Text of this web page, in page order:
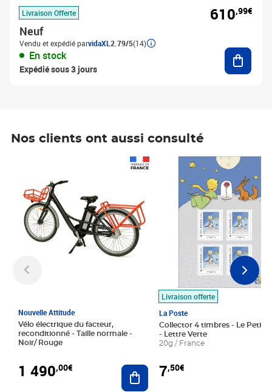
Livraison Offerte
Neuf
Vendu et expédié parvidaXL 2.79/5(14)
En stock
Expédié sous 3 jours
610,99€
Nos clients ont aussi consulté
Nouvelle Attitude
Vélo électrique du facteur,
reconditionné - Taille normale -
Noir/ Rouge
1 490,00€ Ajouter au panier
Livraison offerte
La Poste
Collector 4 timbres - Le Petit
- Lettre Verte
20g / France
7,50€
Prix 7,50€